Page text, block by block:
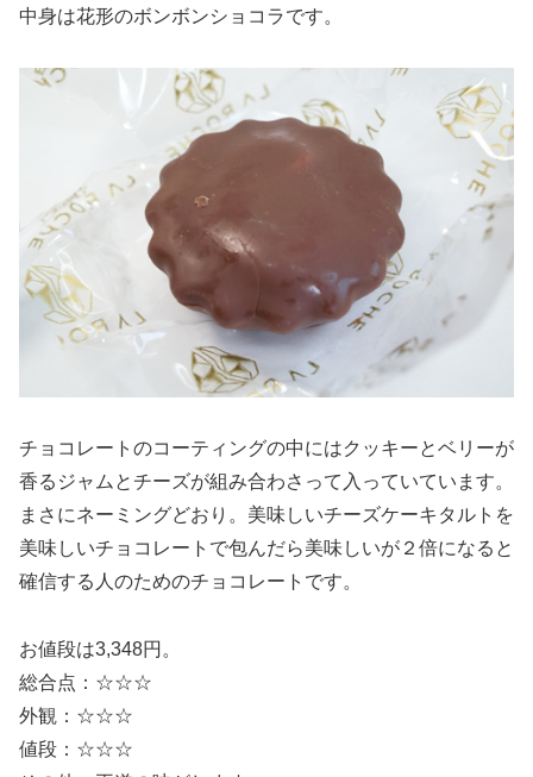
中身は花形のボンボンショコラです。
チョコレートのコーティングの中にはクッキーとベリーが
香るジャムとチーズが組み合わさって入っていています。
まさにネーミングどおり。美味しいチーズケーキタルトを
美味しいチョコレートで包んだら美味しいが２倍になると
確信する人のためのチョコレートです。
お値段は3,348円。
総合点：☆☆☆
外観：☆☆☆
値段：☆☆☆